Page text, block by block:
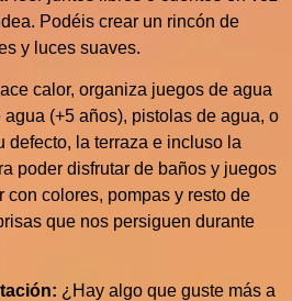
Podéis crear un rincón de
y luces suaves.
calor, organiza juegos de agua
(+5 años), pistolas de agua, o
defecto, la terraza e incluso la
poder disfrutar de baños y juegos
colores, pompas y resto de
que nos persiguen durante
¿Hay algo que guste más a